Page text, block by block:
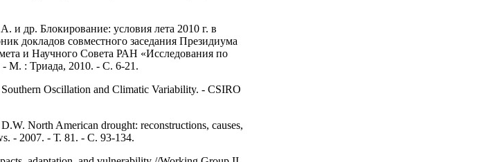
др. Блокирование: условия лета 2010 г. в
докладов совместного заседания Президиума
и Научного Совета РАН «Исследования по
М. : Триада, 2010. - С. 6-21.
Oscillation and Climatic Variability. - CSIRO
North American drought: reconstructions, causes,
- 2007. - Т. 81. - С. 93-134.